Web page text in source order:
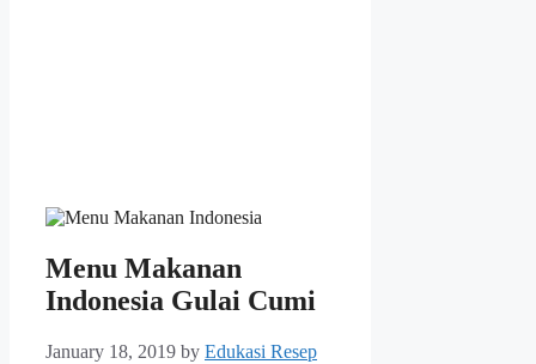
Menu Makanan
Indonesia Gulai Cumi
January 18, 2019 by Edukasi Resep